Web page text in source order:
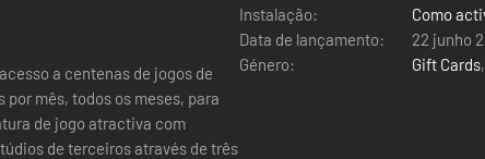
a centenas de jogos de
mês, todos os meses, para
de terceiros através de três
Instalação:
Como
Data de lançamento:
22 junho
Género:
Gift Cards,